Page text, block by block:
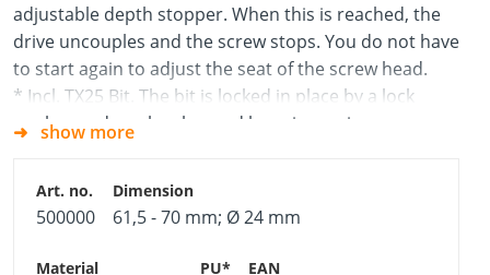
adjustable depth stopper. When this is reached, the
drive uncouples and the screw stops. You do not have
to start again to adjust the seat of the screw head.
* Incl. TX25 Bit. The bit is locked in place by a lock
washer and can be changed by using a pincer.
show more
500000 61,5 - 70 mm; Ø 24 mm